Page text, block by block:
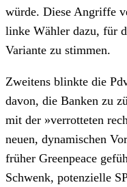
würde. Diese Angriffe
linke Wähler dazu, für
Variante zu stimmen.
Zweitens blinkte die
davon, die Banken zu
mit der »verrotteten
neuen, dynamischen
früher Greenpeace
Schwenk, potenzielle